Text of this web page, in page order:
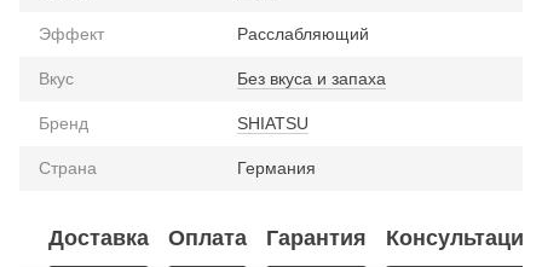
Эффект Расслабляющий
Вкус Без вкуса и запаха
Бренд SHIATSU
Страна Германия
Доставка Оплата Гарантия Консультация